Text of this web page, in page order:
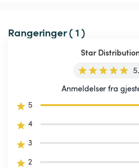
Rangeringer ( 1 )
Star
Anmeldelser fra
5
4
3
2